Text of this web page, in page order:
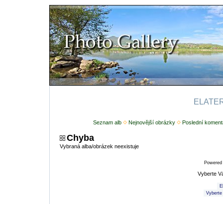
Seznam alb Nejnovější obrázky Poslední
Chyba
Vybraná alba/obrázek neexistuje
Vyberte